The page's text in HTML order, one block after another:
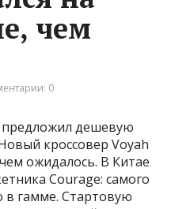
чем
0
дешевую
кроссовер Voyah
ожидалось. В Китае
Courage: самого
в гамме. Стартовую